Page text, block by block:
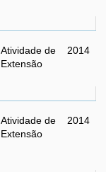
Atividade de
Extensão
2014
Atividade de
Extensão
2014